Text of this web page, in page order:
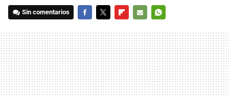
Sin comentarios
MAIL